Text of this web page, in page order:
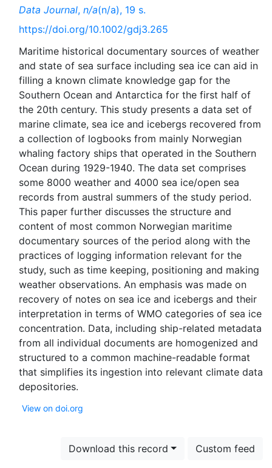
Data Journal, n/a(n/a), 19 s.
https://doi.org/10.1002/gdj3.265
Maritime historical documentary sources of weather
and state of sea surface including sea ice can aid in
filling a known climate knowledge gap for the
Southern Ocean and Antarctica for the first half of
the 20th century. This study presents a data set of
marine climate, sea ice and icebergs recovered from
a collection of logbooks from mainly Norwegian
whaling factory ships that operated in the Southern
Ocean during 1929-1940. The data set comprises
some 8000 weather and 4000 sea ice/open sea
records from austral summers of the study period.
This paper further discusses the structure and
content of most common Norwegian maritime
documentary sources of the period along with the
practices of logging information relevant for the
study, such as time keeping, positioning and making
weather observations. An emphasis was made on
recovery of notes on sea ice and icebergs and their
interpretation in terms of WMO categories of sea ice
concentration. Data, including ship-related metadata
from all individual documents are homogenized and
structured to a common machine-readable format
that simplifies its ingestion into relevant climate data
View on doi.org
Download this record Custom feed